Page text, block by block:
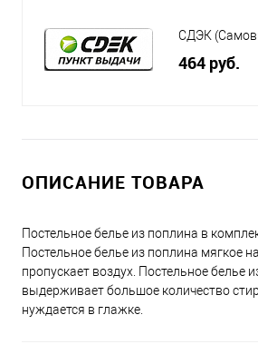
СДЭК
464 руб.
ОПИСАНИЕ ТОВАРА
Постельное белье из поплина в
Постельное белье из поплина мягкое
пропускает воздух. Постельное белье
выдерживает большое количество
нуждается в глажке.